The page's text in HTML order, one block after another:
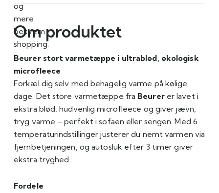
og
mere
bekvem
shopping.
Om produktet
Beurer stort varmetæppe i ultrablød, økologisk
microfleece
Forkæl dig selv med behagelig varme på kølige
dage. Det store varmetæppe fra Beurerer lavet i
ekstra blød, hudvenlig microfleece og giver jævn,
tryg varme – perfekt i sofaen eller sengen. Med 6
temperaturindstillinger justerer du nemt varmen via
fjernbetjeningen, og autosluk efter 3 timer giver
ekstra tryghed.
Fordele